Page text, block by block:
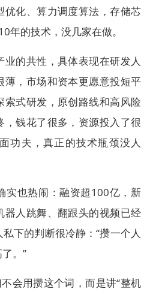
优化、算力调度算法，存储芯
的技术，没几家在做。
的共性，具体表现在研发人
薄，市场和资本更愿意投短平
式研发，原创路线和高风险
钱花了很多，资源投入了很
功夫，真正的技术瓶颈没人
实也热闹：融资超100亿，新
器人跳舞、翻跟头的视频已经
下的判断很冷静：“攒一个人
。”
会用攒这个词，而是讲“整机